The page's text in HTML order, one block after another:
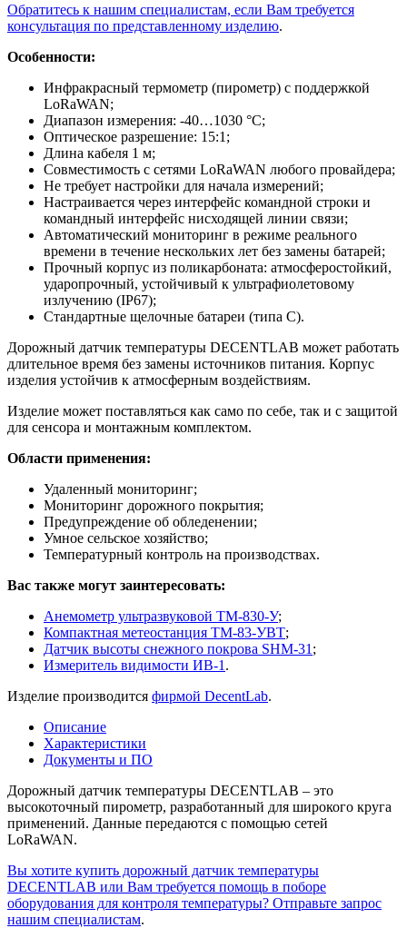
Обратитесь к нашим специалистам, если Вам требуется
консультация по представленному изделию.
Особенности:
Инфракрасный термометр (пирометр) с поддержкой
LoRaWAN;
Диапазон измерения: -40…1030 °С;
Оптическое разрешение: 15:1;
Длина кабеля 1 м;
Совместимость с сетями LoRaWAN любого провайдера;
Не требует настройки для начала измерений;
Настраивается через интерфейс командной строки и
командный интерфейс нисходящей линии связи;
Автоматический мониторинг в режиме реального
времени в течение нескольких лет без замены батарей;
Прочный корпус из поликарбоната: атмосферостойкий,
ударопрочный, устойчивый к ультрафиолетовому
излучению (IP67);
Стандартные щелочные батареи (типа C).
Дорожный датчик температуры DECENTLAB может работать
длительное время без замены источников питания. Корпус
изделия устойчив к атмосферным воздействиям.
Изделие может поставляться как само по себе, так и с защитой
для сенсора и монтажным комплектом.
Области применения:
Удаленный мониторинг;
Мониторинг дорожного покрытия;
Предупреждение об обледенении;
Умное сельское хозяйство;
Температурный контроль на производствах.
Вас также могут заинтересовать:
Анемометр ультразвуковой ТМ-830-У;
Компактная метеостанция ТМ-83-УВТ;
Датчик высоты снежного покрова SHM-31 ;
Измеритель видимости ИВ-1 .
Изделие производится фирмой DecentLab.
Описание
Характеристики
Документы и ПО
Дорожный датчик температуры DECENTLAB – это
высокоточный пирометр, разработанный для широкого круга
применений. Данные передаются с помощью сетей
LoRaWAN.
Вы хотите купить дорожный датчик температуры
DECENTLAB или Вам требуется помощь в поборе
оборудования для контроля температуры? Отправьте запрос
нашим специалистам.